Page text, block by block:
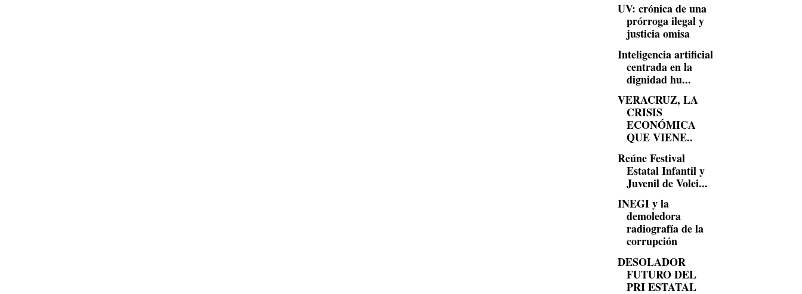
UV: crónica de una
prórroga ilegal y
justicia omisa
Inteligencia artificial
centrada en la
dignidad hu...
VERACRUZ, LA
CRISIS
ECONÓMICA
QUE VIENE..
Reúne Festival
Estatal Infantil y
Juvenil de Volei...
INEGI y la
demoledora
radiografía de la
corrupción
DESOLADOR
FUTURO DEL
PRI ESTATAL